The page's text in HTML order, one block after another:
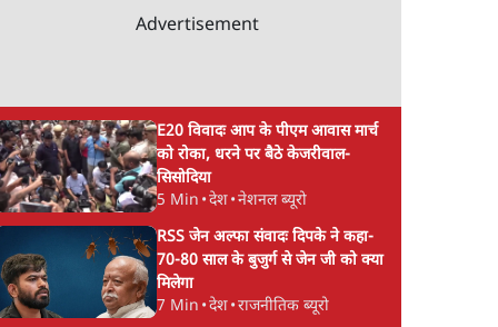
Advertisement
E20 विवादः आप के पीएम आवास मार्च
को रोका, धरने पर बैठे केजरीवाल-
सिसोदिया
5 Min •देश•नेशनल ब्यूरो
RSS जेन अल्फा संवादः दिपके ने कहा-
70-80 साल के बुजुर्ग से जेन जी को क्या
मिलेगा
7 Min •देश•राजनीतिक ब्यूरो